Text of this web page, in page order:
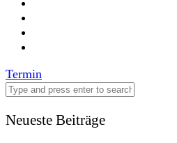
Post
navigation
Termin
Neueste Beiträge